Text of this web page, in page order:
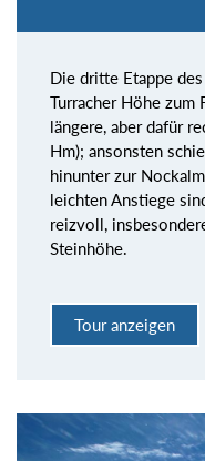
Die dritte Etappe
Turracher Höhe zum
längere, aber dafür
Hm); ansonsten
hinunter zur
leichten Anstiege
reizvoll,
Steinhöhe.
Tour anzeigen